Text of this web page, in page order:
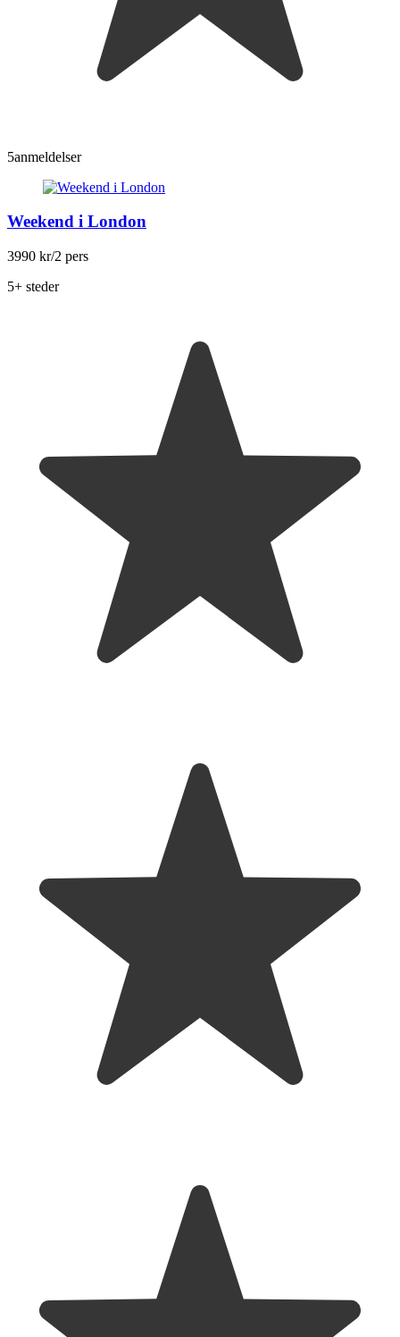
5anmeldelser
Weekend i London
3990 kr/2 pers
5+ steder